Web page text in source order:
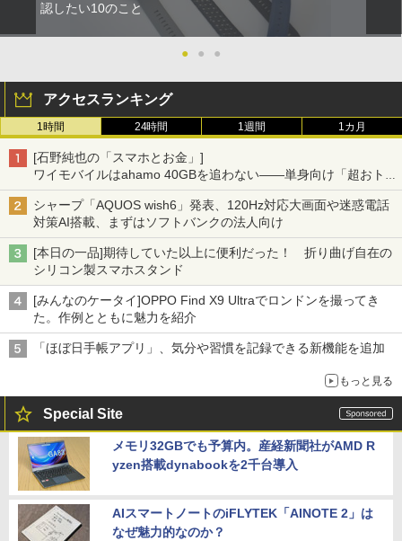
認したい10のこと
● ● ●
アクセスランキング
1時間 24時間 1週間 1カ月
[石野純也の「スマホとお金」]
ワイモバイルはahamo 40GBを追わない――単身向け「超おトク
割」の安さと1年限定の注意点
シャープ「AQUOS wish6」発表、120Hz対応大画面や迷惑電話
対策AI搭載、まずはソフトバンクの法人向け
[本日の一品]期待していた以上に便利だった！ 折り曲げ自在の
シリコン製スマホスタンド
[みんなのケータイ]OPPO Find X9 Ultraでロンドンを撮ってき
た。作例とともに魅力を紹介
「ほぼ日手帳アプリ」、気分や習慣を記録できる新機能を追加
もっと見る
Special Site
メモリ32GBでも予算内。産経新聞社がAMD R
yzen搭載dynabookを2千台導入
AIスマートノートのiFLYTEK「AINOTE 2」は
なぜ魅力的なのか？